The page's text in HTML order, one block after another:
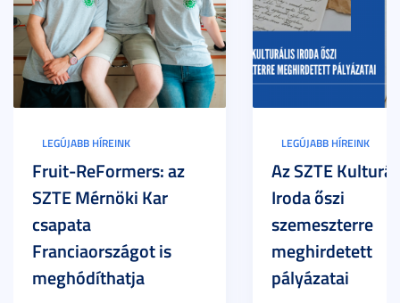
LEGÚJABB HÍREINK
Fruit-ReFormers: az
SZTE Mérnöki Kar
csapata
Franciaországot is
meghódíthatja
LEGÚJABB HÍREINK
Az SZTE
Iroda őszi
szemeszterre
meghirdetett
pályázatai